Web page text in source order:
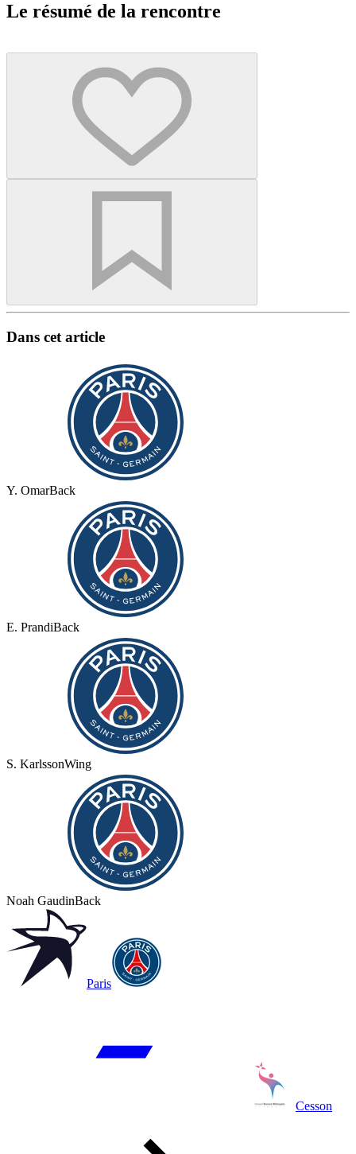
Le résumé de la rencontre
Dans cet article
Y. OmarBack
E. PrandiBack
S. KarlssonWing
Noah GaudinBack
Paris
Cesson